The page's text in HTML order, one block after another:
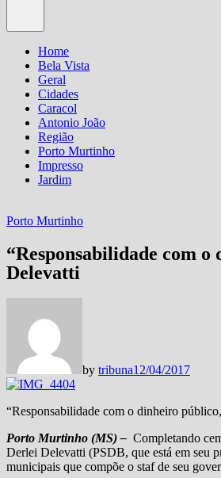
Home
Bela Vista
Geral
Cidades
Caracol
Antonio João
Região
Porto Murtinho
Impresso
Jardim
Porto Murtinho
“Responsabilidade com
Delevatti
by tribuna12/04/2017
“Responsabilidade com o dinheiro
Porto Murtinho (MS) – Completando
Derlei Delevatti (PSDB, que está em seu
municipais que compõe o staf de seu